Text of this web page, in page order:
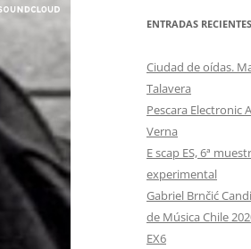
ENTRADAS RECIENTES
Ciudad de oídas.
Talavera
Pescara Electronic
Verna
E scap ES, 6ª
experimental
Gabriel Brnčić
de Música Chile
EX6